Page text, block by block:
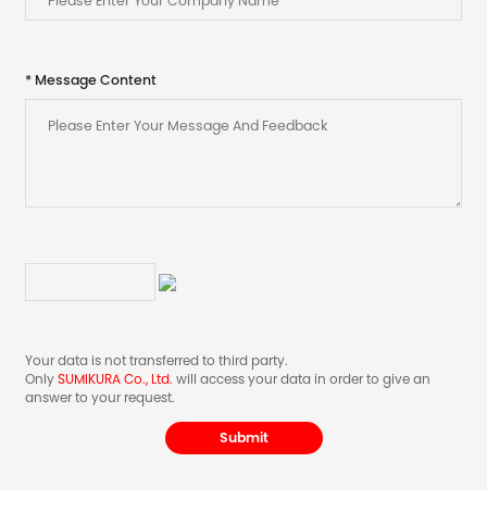
* Message Content
Your data is not transferred to third party.
OnlySUMIKURA Co., Ltd. will access your data in order to give an
answer to your request.